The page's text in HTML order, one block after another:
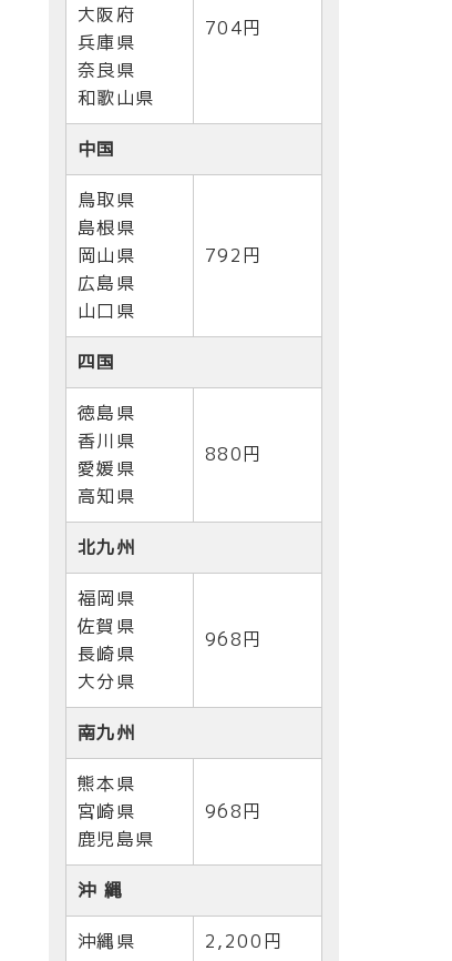
大阪府
兵庫県
奈良県
和歌山県
704円
中国
鳥取県
島根県
岡山県
広島県
山口県
792円
四国
徳島県
香川県
愛媛県
高知県
880円
北九州
福岡県
佐賀県
長崎県
大分県
968円
南九州
熊本県
宮崎県
鹿児島県
968円
沖 縄
沖縄県 2,200円